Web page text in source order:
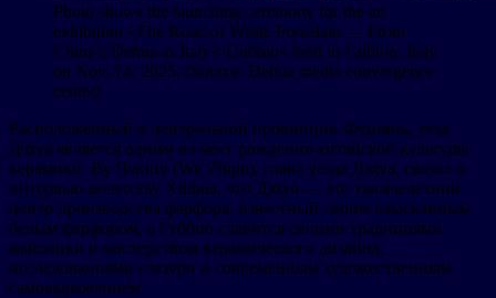
Photo shows the launching ceremony for the art
exhibition «The Road of White Porcelain — From
China’s Dehua to Italy’s Gubbio» held in Gubbio, Italy
on Nov. 14, 2025. (Source: Dehua media convergence
center)
Расположенный в центральной провинции Фуцзянь, уезд
Дэхуа является одним из мест рождения китайской культуры
керамики. Ву Чжипу (Wu Zhipu), глава уезда Дэхуа, сказал в
интервью агентству Xinhua, что Дэхуа — это тысячелетний
центр производства фарфора, известный своим изысканным
белым фарфором, а Губбио славится своими традициями
майолики и мастерством керамического дизайна,
исследованиями глазури и современным художественным
самовыражением.